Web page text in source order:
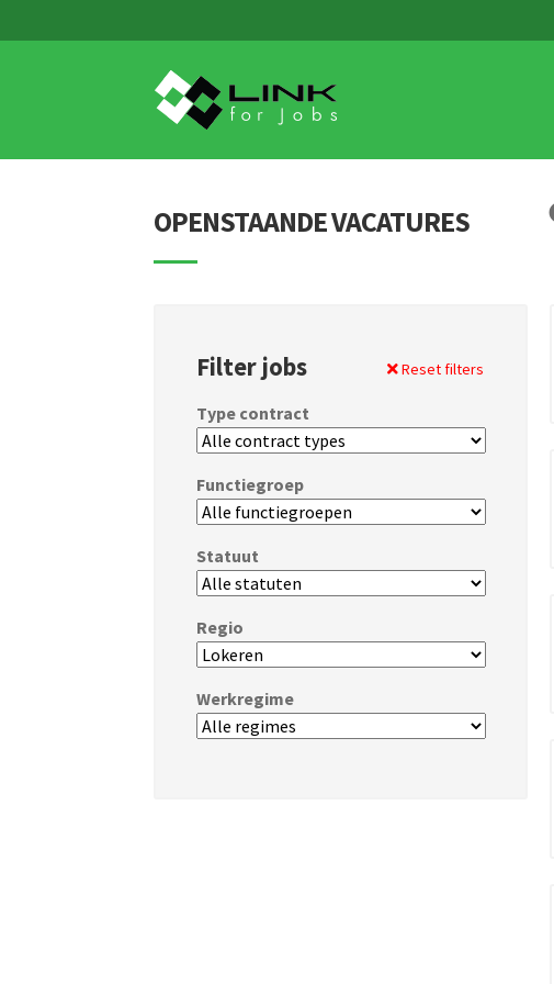
to
navigation
to
content
OPENSTAANDE VACATURES
Filter jobs Reset filters
Type contract
Functiegroep
Statuut
Regio
Werkregime